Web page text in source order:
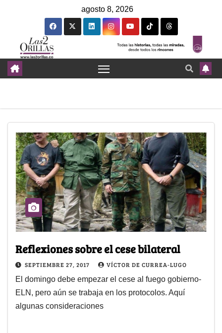
agosto 8, 2026
Reflexiones sobre el cese bilateral
SEPTIEMBRE 27, 2017 VÍCTOR DE CURREA-LUGO
El domingo debe empezar el cese al fuego gobierno-
ELN, pero aún se trabaja en los protocolos. Aquí
algunas consideraciones